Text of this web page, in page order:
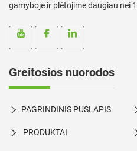
gamyboje ir plėtojime daugiau nei
Greitosios nuorodos
PAGRINDINIS PUSLAPIS
PRODUKTAI